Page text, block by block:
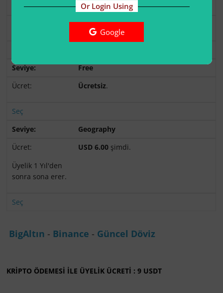
Premium
USD 30.00şimdi.
Free
Ücretsiz.
Seç
Geography
USD 6.00 şimdi.
Üyelik 1 Yıl'den
sonra sona erer.
Seç
BigAltın - Binance - Güncel Döviz
KRİPTO ÖDEMESİ İLE ÜYELİK ÜCRETİ : 9 USDT
Or Login Using
Google